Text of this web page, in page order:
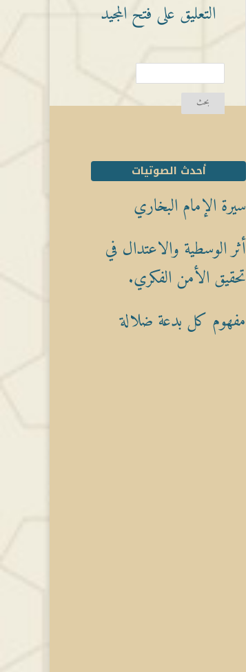
التعليق على فتح المجيد
أحدث الصوتيات
سيرة الإمام البخاري
أثر الوسطية والاعتدال في
تحقيق الأمن الفكري.
مفهوم كل بدعة ضلالة